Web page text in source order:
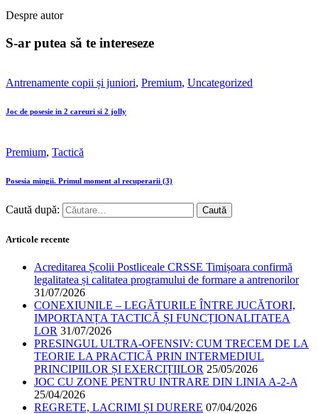
Despre autor
S-ar putea să te intereseze
Antrenamente copii și juniori, Premium, Uncategorized
Joc de posesie in 2 careuri si 2 jolly
Premium, Tactică
Posesia mingii. Primul moment al recuperarii (3)
Caută după:
Articole recente
Acreditarea Școlii Postliceale CRSSE Timișoara confirmă
legalitatea și calitatea programului de formare a antrenorilor
31/07/2026
CONEXIUNILE – LEGĂTURILE ÎNTRE JUCĂTORI,
IMPORTANȚA TACTICĂ ȘI FUNCȚIONALITATEA
LOR 31/07/2026
PRESINGUL ULTRA-OFENSIV: CUM TRECEM DE LA
TEORIE LA PRACTICĂ PRIN INTERMEDIUL
PRINCIPIILOR ȘI EXERCIȚIILOR 25/05/2026
JOC CU ZONE PENTRU INTRARE DIN LINIA A-2-A
25/04/2026
REGRETE, LACRIMI ȘI DURERE 07/04/2026